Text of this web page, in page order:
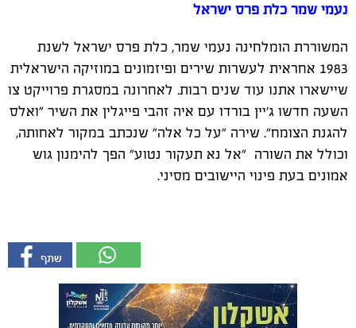
נעמי שמר כלת פרס ישראל
המשוררת הומלחינה נעמי שמר, כלת פרס ישראל לשנת
1983 אחראית לעשרות שירים ופיזמונים במוזיקה הישראלית
שיישארו אתנו עוד שנים רבות. לאחרונה במסגרת פרוייקט צו
השעה חדשו ג'יין בורדו עם איה זהבי פייגלין את השיר "ואלס
להגנת הצומח". שירה "על כל אלה" שנכתב במקור לאחותה,
וכולל את השורה "אל נא תעקור נטוע" הפך להימנון גוש
אמונים בעת פינוי היישובים מסיני.